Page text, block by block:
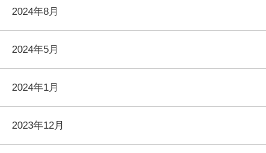
2024年8月
2024年5月
2024年1月
2023年12月